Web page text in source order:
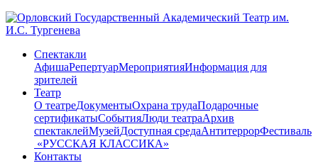
Спектакли
АфишаРепертуарМероприятияИнформация для
зрителей
Театр
О театреДокументыОхрана трудаПодарочные
сертификатыСобытияЛюди театраАрхив
спектаклейМузейДоступная средаАнтитеррорФестиваль
​ «РУССКАЯ КЛАССИКА»
Контакты